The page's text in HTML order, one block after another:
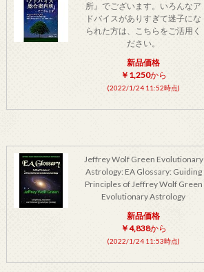
所』でございます。いろんなア
ドバイスがありすぎて迷子にな
られた方は、こちらをご活用く
ださい。
新品価格
￥1,250から
(2022/1/24 11:52時点)
Jeffrey Wolf Green Evolutionary
Astrology: EA Glossary: Guiding
Principles of Jeffrey Wolf Green
Evolutionary Astrology
新品価格
￥4,838から
(2022/1/24 11:53時点)